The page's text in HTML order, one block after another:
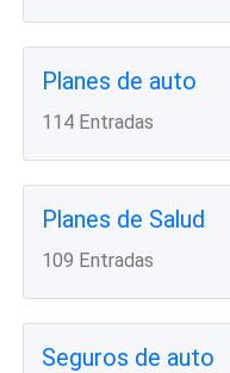
Planes de auto
114 Entradas
Planes de Salud
109 Entradas
Seguros de auto